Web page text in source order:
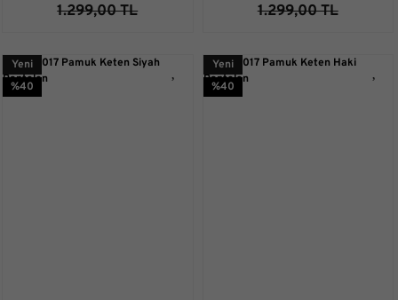
1.299,00 TL
1.299,00 TL
Yeni
%40
Yeni
%40